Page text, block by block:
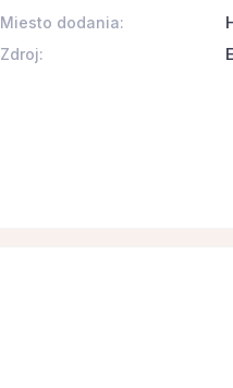
Miesto dodania:
Zdroj: